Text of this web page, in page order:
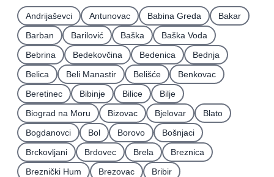
Andrijaševci Antunovac Babina Greda
Bakar
Barban
Barilović Baška
Baška Voda
Bebrina
Bedekovčina Bedenica
Bednja
Belica
Beli Manastir Belišće
Benkovac
Beretinec
Bibinje Bilice
Bilje
Biograd na Moru
Bizovac Bjelovar
Blato
Bogdanovci
Bol Borovo
Bošnjaci
Brckovljani
Brdovec Brela
Breznica
Breznički Hum
Brezovac
Bribir